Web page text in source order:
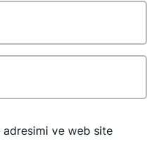
adresimi ve web site